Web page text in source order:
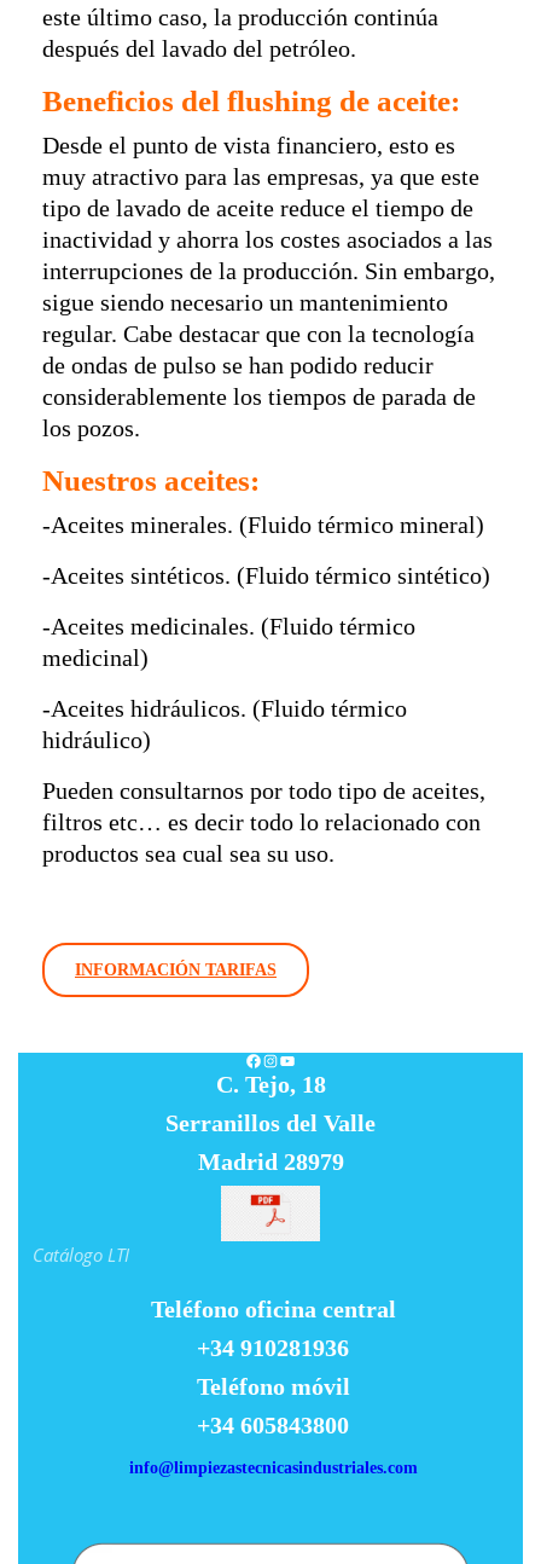
este último caso, la producción continúa
después del lavado del petróleo.
Beneficios del flushing de aceite:
Desde el punto de vista financiero, esto es
muy atractivo para las empresas, ya que este
tipo de lavado de aceite reduce el tiempo de
inactividad y ahorra los costes asociados a las
interrupciones de la producción. Sin embargo,
sigue siendo necesario un mantenimiento
regular. Cabe destacar que con la tecnología
de ondas de pulso se han podido reducir
considerablemente los tiempos de parada de
los pozos.
Nuestros aceites:
-Aceites minerales. (Fluido térmico mineral)
-Aceites sintéticos. (Fluido térmico sintético)
-Aceites medicinales. (Fluido térmico
medicinal)
-Aceites hidráulicos. (Fluido térmico
hidráulico)
Pueden consultarnos por todo tipo de aceites,
filtros etc… es decir todo lo relacionado con
productos sea cual sea su uso.
INFORMACIÓN TARIFAS
Facebook
Instagram
YouTube
C. Tejo, 18
Serranillos del Valle
Madrid 28979
Catálogo LTI
Teléfono oficina central
+34 910281936
Teléfono móvil
+34 605843800
info@limpiezastecnicasindustriales.com